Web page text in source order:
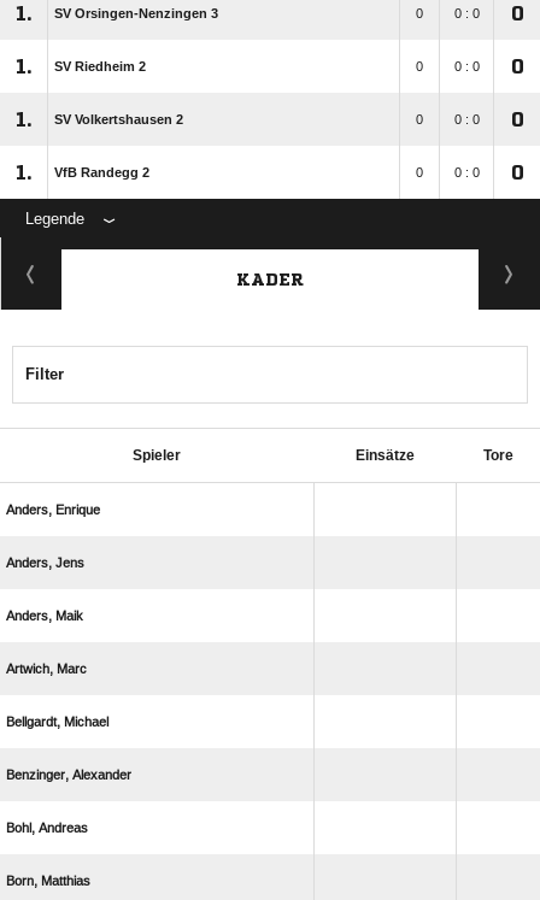
1. SV Orsingen-Nenzingen 3 0 0 : 0 0
1. SV Riedheim 2 0 0 : 0 0
1. SV Volkertshausen 2 0 0 : 0 0
1. VfB Randegg 2 0 0 : 0 0
Legende
KADER
Filter
Spieler Einsätze Tore
 
 
 
 
 
 
 
 